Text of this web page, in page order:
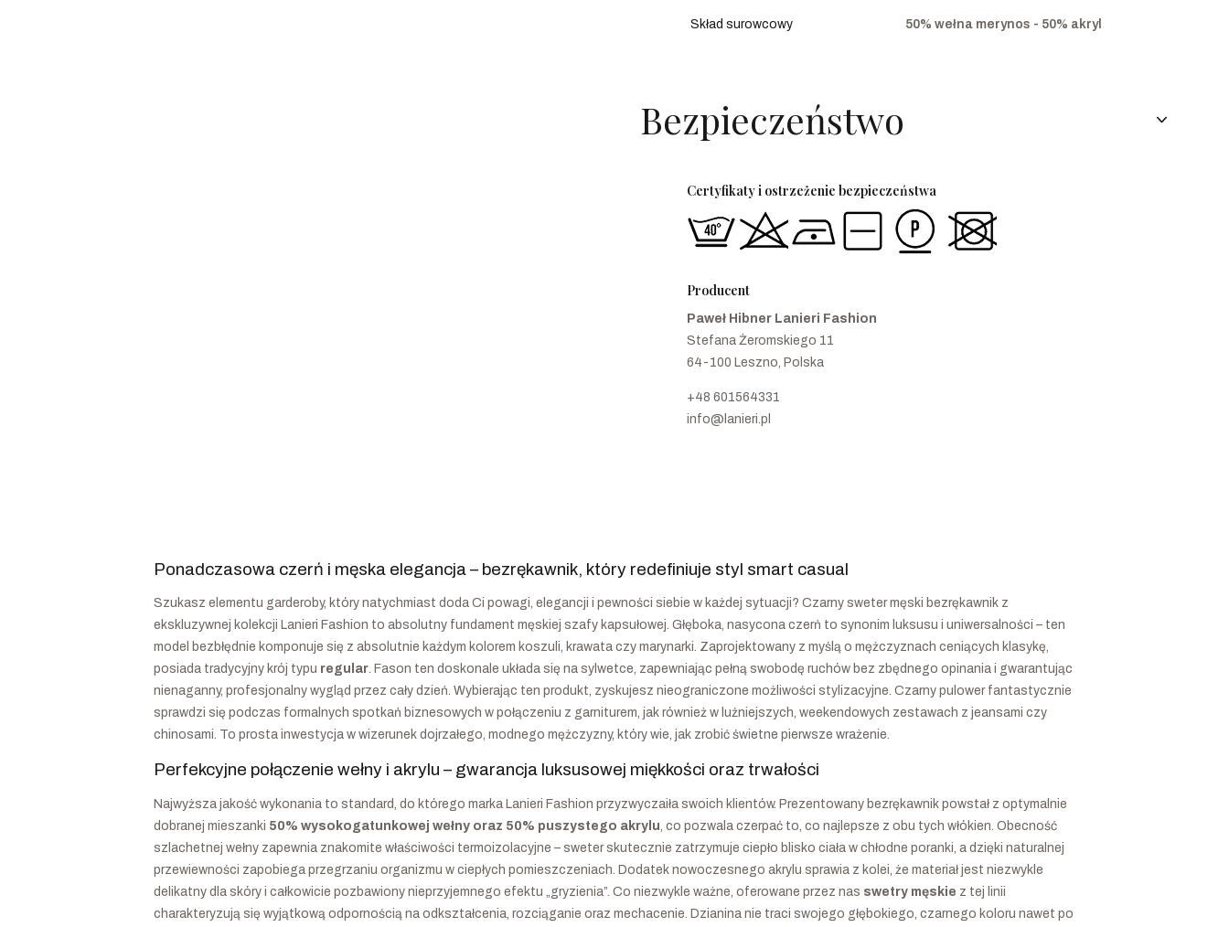
Skład surowcowy 50% wełna merynos - 50% akryl
Bezpieczeństwo
Certyfikaty i ostrzeżenie bezpieczeństwa
Producent
Paweł Hibner Lanieri Fashion
Stefana Żeromskiego 11
64-100 Leszno, Polska
+48 601564331
info@lanieri.pl
Ponadczasowa czerń i męska elegancja – bezrękawnik, który redefiniuje styl smart casual
Szukasz elementu garderoby, który natychmiast doda Ci powagi, elegancji i pewności siebie w każdej sytuacji? Czarny sweter męski bezrękawnik z
ekskluzywnej kolekcji Lanieri Fashion to absolutny fundament męskiej szafy kapsułowej. Głęboka, nasycona czerń to synonim luksusu i uniwersalności – ten
model bezbłędnie komponuje się z absolutnie każdym kolorem koszuli, krawata czy marynarki. Zaprojektowany z myślą o mężczyznach ceniących klasykę,
posiada tradycyjny krój typu regular. Fason ten doskonale układa się na sylwetce, zapewniając pełną swobodę ruchów bez zbędnego opinania i gwarantując
nienaganny, profesjonalny wygląd przez cały dzień. Wybierając ten produkt, zyskujesz nieograniczone możliwości stylizacyjne. Czarny pulower fantastycznie
sprawdzi się podczas formalnych spotkań biznesowych w połączeniu z garniturem, jak również w luźniejszych, weekendowych zestawach z jeansami czy
chinosami. To prosta inwestycja w wizerunek dojrzałego, modnego mężczyzny, który wie, jak zrobić świetne pierwsze wrażenie.
Perfekcyjne połączenie wełny i akrylu – gwarancja luksusowej miękkości oraz trwałości
Najwyższa jakość wykonania to standard, do którego marka Lanieri Fashion przyzwyczaiła swoich klientów. Prezentowany bezrękawnik powstał z optymalnie
dobranej mieszanki 50% wysokogatunkowej wełny oraz 50% puszystego akrylu , co pozwala czerpać to, co najlepsze z obu tych włókien. Obecność
szlachetnej wełny zapewnia znakomite właściwości termoizolacyjne – sweter skutecznie zatrzymuje ciepło blisko ciała w chłodne poranki, a dzięki naturalnej
przewiewności zapobiega przegrzaniu organizmu w ciepłych pomieszczeniach. Dodatek nowoczesnego akrylu sprawia z kolei, że materiał jest niezwykle
delikatny dla skóry i całkowicie pozbawiony nieprzyjemnego efektu „gryzienia”. Co niezwykle ważne, oferowane przez nas swetry męskie z tej linii
charakteryzują się wyjątkową odpornością na odkształcenia, rozciąganie oraz mechacenie. Dzianina nie traci swojego głębokiego, czarnego koloru nawet po